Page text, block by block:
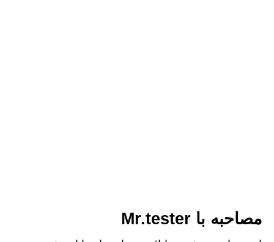
مصاحبه با Mr.tester